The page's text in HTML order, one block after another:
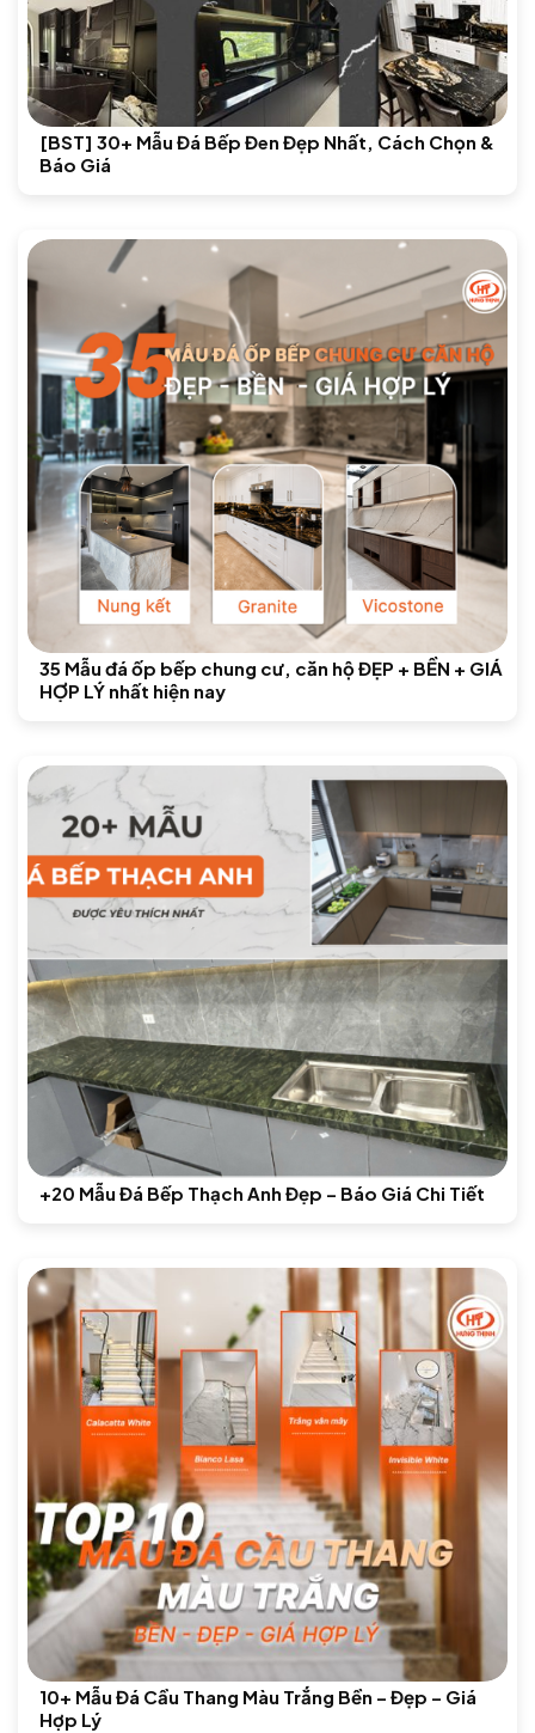
[BST] 30+ Mẫu Đá Bếp Đen Đẹp Nhất, Cách Chọn &
Báo Giá
35 Mẫu đá ốp bếp chung cư, căn hộ ĐẸP + BỀN + GIÁ
HỢP LÝ nhất hiện nay
+20 Mẫu Đá Bếp Thạch Anh Đẹp – Báo Giá Chi Tiết
10+ Mẫu Đá Cầu Thang Màu Trắng Bền – Đẹp – Giá
Hợp Lý